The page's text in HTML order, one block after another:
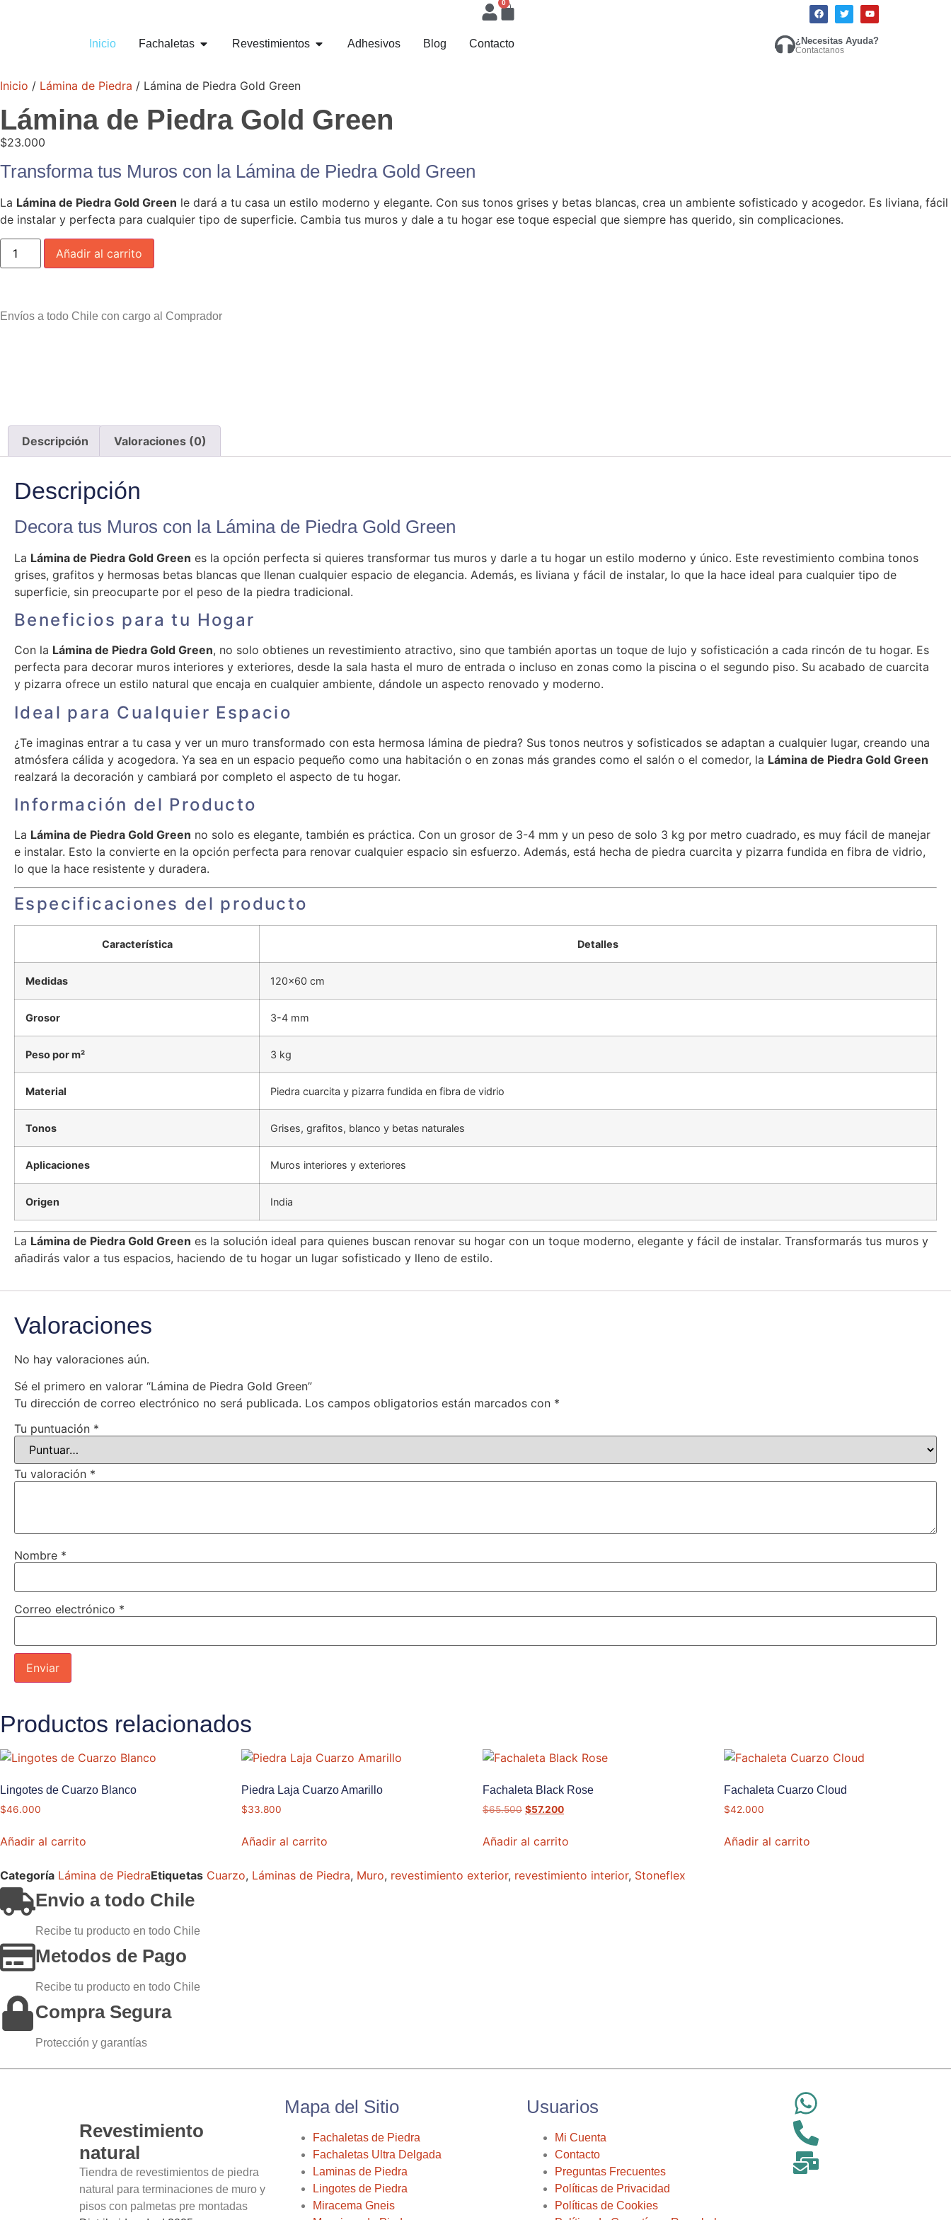
0
Inicio Fachaletas Revestimientos Adhesivos Blog Contacto ¿Necesitas Ayuda?
Contactanos
Inicio / Lámina de Piedra / Lámina de Piedra Gold Green
Lámina de Piedra Gold Green
$23.000
Transforma tus Muros con la Lámina de Piedra Gold Green
La Lámina de Piedra Gold Green le dará a tu casa un estilo moderno y elegante. Con sus tonos grises y betas blancas, crea un ambiente sofisticado y acogedor. Es liviana, fácil
de instalar y perfecta para cualquier tipo de superficie. Cambia tus muros y dale a tu hogar ese toque especial que siempre has querido, sin complicaciones.
Añadir al carrito
Envíos a todo Chile con cargo al Comprador
Descripción Valoraciones (0)
Descripción
Decora tus Muros con la Lámina de Piedra Gold Green
La Lámina de Piedra Gold Green es la opción perfecta si quieres transformar tus muros y darle a tu hogar un estilo moderno y único. Este revestimiento combina tonos
grises, grafitos y hermosas betas blancas que llenan cualquier espacio de elegancia. Además, es liviana y fácil de instalar, lo que la hace ideal para cualquier tipo de
superficie, sin preocuparte por el peso de la piedra tradicional.
Beneficios para tu Hogar
Con la Lámina de Piedra Gold Green, no solo obtienes un revestimiento atractivo, sino que también aportas un toque de lujo y sofisticación a cada rincón de tu hogar. Es
perfecta para decorar muros interiores y exteriores, desde la sala hasta el muro de entrada o incluso en zonas como la piscina o el segundo piso. Su acabado de cuarcita
y pizarra ofrece un estilo natural que encaja en cualquier ambiente, dándole un aspecto renovado y moderno.
Ideal para Cualquier Espacio
¿Te imaginas entrar a tu casa y ver un muro transformado con esta hermosa lámina de piedra? Sus tonos neutros y sofisticados se adaptan a cualquier lugar, creando una
atmósfera cálida y acogedora. Ya sea en un espacio pequeño como una habitación o en zonas más grandes como el salón o el comedor, la Lámina de Piedra Gold Green
realzará la decoración y cambiará por completo el aspecto de tu hogar.
Información del Producto
La Lámina de Piedra Gold Green no solo es elegante, también es práctica. Con un grosor de 3-4 mm y un peso de solo 3 kg por metro cuadrado, es muy fácil de manejar
e instalar. Esto la convierte en la opción perfecta para renovar cualquier espacio sin esfuerzo. Además, está hecha de piedra cuarcita y pizarra fundida en fibra de vidrio,
lo que la hace resistente y duradera.
Especificaciones del producto
Característica Detalles
Medidas 120×60 cm
Grosor 3-4 mm
Peso por m² 3 kg
Material Piedra cuarcita y pizarra fundida en fibra de vidrio
Tonos Grises, grafitos, blanco y betas naturales
Aplicaciones Muros interiores y exteriores
Origen India
La Lámina de Piedra Gold Green es la solución ideal para quienes buscan renovar su hogar con un toque moderno, elegante y fácil de instalar. Transformarás tus muros y
añadirás valor a tus espacios, haciendo de tu hogar un lugar sofisticado y lleno de estilo.
Valoraciones
No hay valoraciones aún.
Sé el primero en valorar “Lámina de Piedra Gold Green”
Tu dirección de correo electrónico no será publicada. Los campos obligatorios están marcados con *
Tu puntuación *
Tu valoración *
Nombre *
Correo electrónico *
Productos relacionados
Lingotes de Cuarzo Blanco
$46.000
Añadir al carrito
Piedra Laja Cuarzo Amarillo
$33.800
Añadir al carrito
Fachaleta Black Rose
$65.500 $57.200
Añadir al carrito
Fachaleta Cuarzo Cloud
$42.000
Añadir al carrito
Categoría Lámina de PiedraEtiquetas Cuarzo, Láminas de Piedra, Muro, revestimiento exterior, revestimiento interior, Stoneflex
Envio a todo Chile
Recibe tu producto en todo Chile
Metodos de Pago
Recibe tu producto en todo Chile
Compra Segura
Protección y garantías
Revestimiento
natural
Tiendra de revestimientos de piedra
natural para terminaciones de muro y
pisos con palmetas pre montadas
Mapa del Sitio
Fachaletas de Piedra
Fachaletas Ultra Delgada
Laminas de Piedra
Lingotes de Piedra
Miracema Gneis
Usuarios
Mi Cuenta
Contacto
Preguntas Frecuentes
Políticas de Privacidad
Políticas de Cookies